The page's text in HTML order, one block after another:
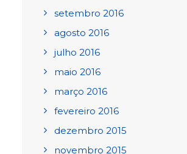
setembro 2016
agosto 2016
julho 2016
maio 2016
março 2016
fevereiro 2016
dezembro 2015
novembro 2015